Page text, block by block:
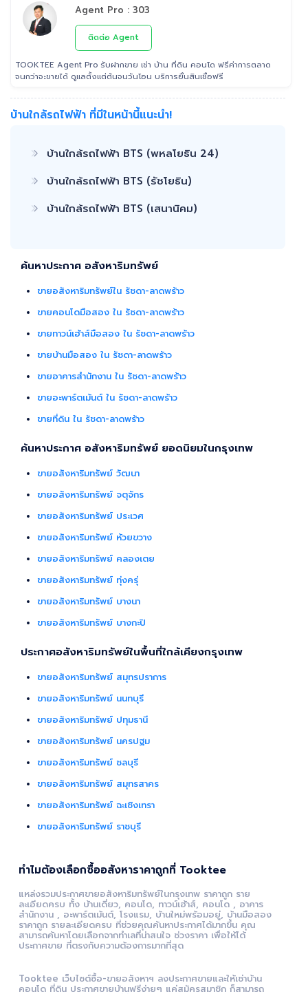
Agent Pro : 303
ติดต่อ Agent
TOOKTEE Agent Pro รับฝากขาย เช่า บ้าน ที่ดิน คอนโด ฟรีค่าการตลาด
จนกว่าจะขายได้ ดูแลตั้งแต่ต้นจนวันโอน บริการยื่นสินเชื่อฟรี
บ้านใกล้รถไฟฟ้า ที่มีในหน้านี้แนะนำ!
บ้านใกล้รถไฟฟ้า BTS (พหลโยธิน 24)
บ้านใกล้รถไฟฟ้า BTS (รัชโยธิน)
บ้านใกล้รถไฟฟ้า BTS (เสนานิคม)
ค้นหาประกาศ อสังหาริมทรัพย์
ขายอสังหาริมทรัพย์ใน รัชดา-ลาดพร้าว
ขายคอนโดมือสอง ใน รัชดา-ลาดพร้าว
ขายทาวน์เฮ้าส์มือสอง ใน รัชดา-ลาดพร้าว
ขายบ้านมือสอง ใน รัชดา-ลาดพร้าว
ขายอาคารสำนักงาน ใน รัชดา-ลาดพร้าว
ขายอะพาร์ตเม้นต์ ใน รัชดา-ลาดพร้าว
ขายที่ดิน ใน รัชดา-ลาดพร้าว
ค้นหาประกาศ อสังหาริมทรัพย์ ยอดนิยมในกรุงเทพ
ขายอสังหาริมทรัพย์ วัฒนา
ขายอสังหาริมทรัพย์ จตุจักร
ขายอสังหาริมทรัพย์ ประเวศ
ขายอสังหาริมทรัพย์ ห้วยขวาง
ขายอสังหาริมทรัพย์ คลองเตย
ขายอสังหาริมทรัพย์ ทุ่งครุ่
ขายอสังหาริมทรัพย์ บางนา
ขายอสังหาริมทรัพย์ บางกะปิ
ประกาศอสังหาริมทรัพย์ในพื้นที่ใกล้เคียงกรุงเทพ
ขายอสังหาริมทรัพย์ สมุทรปราการ
ขายอสังหาริมทรัพย์ นนทบุรี
ขายอสังหาริมทรัพย์ ปทุมธานี
ขายอสังหาริมทรัพย์ นครปฐม
ขายอสังหาริมทรัพย์ ชลบุรี
ขายอสังหาริมทรัพย์ สมุทรสาคร
ขายอสังหาริมทรัพย์ ฉะเชิงเทรา
ขายอสังหาริมทรัพย์ ราชบุรี
ทำไมต้องเลือกซื้ออสังหาราคาถูกที่ Tooktee
แหล่งรวมประกาศขายอสังหาริมทรัพย์ในกรุงเทพ ราคาถูก ราย
ละเอียดครบ ทั้ง บ้านเดี่ยว, คอนโด, ทาวน์เฮ้าส์, คอนโด , อาคาร
สำนักงาน , อะพาร์ตเม้นต์, โรงแรม, บ้านใหม่พร้อมอยู่, บ้านมือสอง
ราคาถูก รายละเอียดครบ ที่ช่วยคุณค้นหาประกาศได้มากขึ้น คุณ
สามารถค้นหาโดยเลือกจากทำเลที่น่าสนใจ ช่วงราคา เพื่อให้ได้
ประกาศขาย ที่ตรงกับความต้องการมากที่สุด
Tooktee เว็บไซต์ซื้อ-ขายอสังหาฯ ลงประกาศขายและให้เช่าบ้าน
คอนโด ที่ดิน ประกาศขายบ้านฟรีง่ายๆ แค่สมัครสมาชิก ก็สามารถ